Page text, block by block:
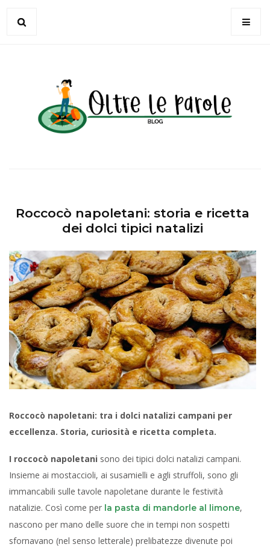
Roccocò napoletani: storia e ricetta
dei dolci tipici natalizi
Roccocò napoletani: tra i dolci natalizi campani per
eccellenza. Storia, curiosità e ricetta completa.
I roccocò napoletani sono dei tipici dolci natalizi campani.
Insieme ai mostaccioli, ai susamielli e agli struffoli, sono gli
immancabili sulle tavole napoletane durante le festività
natalizie. Così come per la pasta di mandorle al limone,
nascono per mano delle suore che in tempi non sospetti
sfornavano (nel senso letterale) prelibatezze divenute poi